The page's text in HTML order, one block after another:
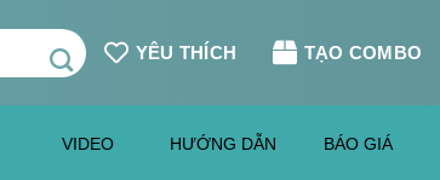
YÊU THÍCH TẠO COMBO
VIDEO HƯỚNG DẪN BÁO GIÁ